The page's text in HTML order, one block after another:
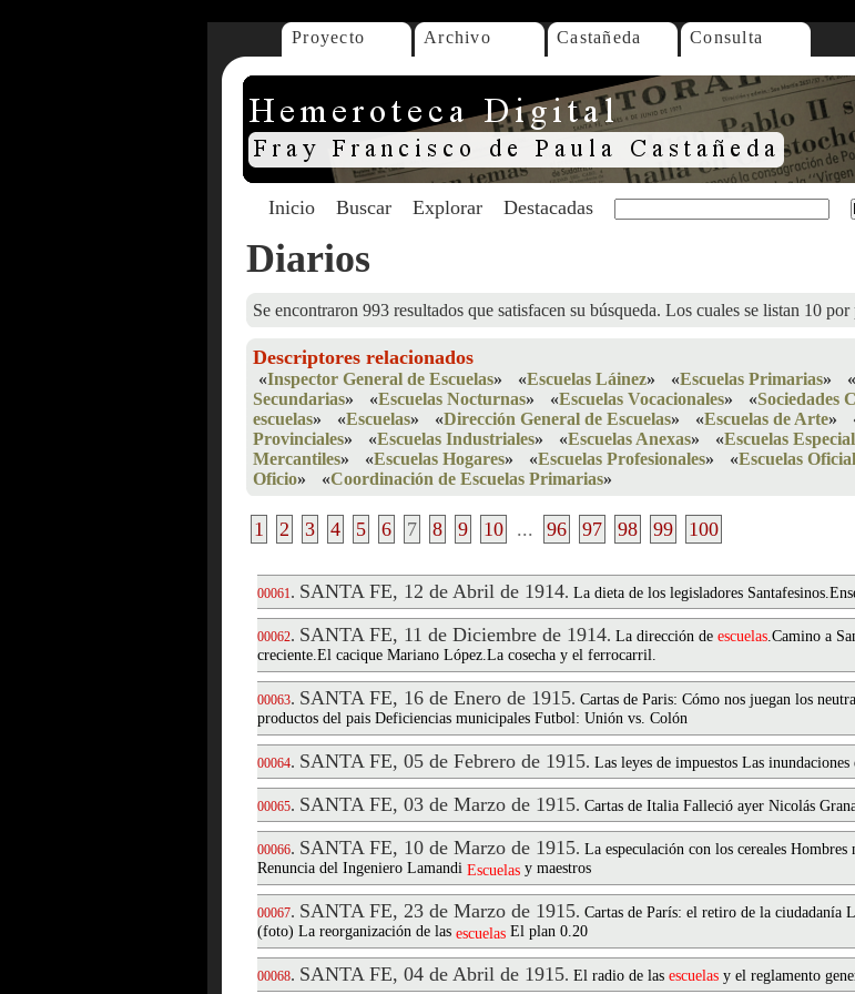
Proyecto Archivo Castañeda Consulta
Inicio Buscar Explorar Destacadas
Diarios
Se encontraron 993 resultados que satisfacen su búsqueda. Los cuales se listan 10 por
Descriptores relacionados
«Inspector General de Escuelas» «Escuelas Láinez» «Escuelas Primarias» «
Secundarias» «Escuelas Nocturnas» «Escuelas Vocacionales» «Sociedades
escuelas» «Escuelas» «Dirección General de Escuelas» «Escuelas de Arte»
Provinciales» «Escuelas Industriales» «Escuelas Anexas» «Escuelas
Mercantiles» «Escuelas Hogares» «Escuelas Profesionales» «Escuelas
Oficio» «Coordinación de Escuelas Primarias»
1 2 3 4 5 6 7 8 9 10 ... 96 97 98 99 100
00061. SANTA FE, 12 de Abril de 1914. La dieta de los legisladores
00062. SANTA FE, 11 de Diciembre de 1914. La dirección de escuelas.Camino a
creciente.El cacique Mariano López.La cosecha y el ferrocarril.
00063. SANTA FE, 16 de Enero de 1915. Cartas de Paris: Cómo nos juegan los
productos del pais Deficiencias municipales Futbol: Unión vs. Colón
00064. SANTA FE, 05 de Febrero de 1915. Las leyes de impuestos Las
00065. SANTA FE, 03 de Marzo de 1915. Cartas de Italia Falleció ayer Nicolás
00066. SANTA FE, 10 de Marzo de 1915. La especulación con los cereales
Renuncia del Ingeniero Lamandi Escuelas y maestros
00067. SANTA FE, 23 de Marzo de 1915. Cartas de París: el retiro de la ciudadanía
(foto) La reorganización de las escuelas El plan 0.20
00068. SANTA FE, 04 de Abril de 1915. El radio de las escuelas y el reglamento